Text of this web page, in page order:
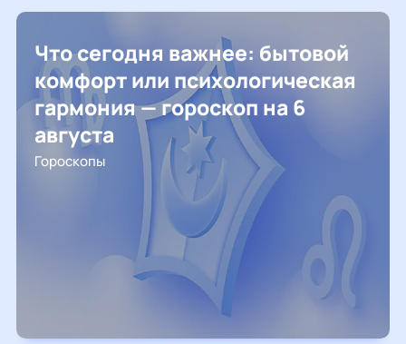
Что сегодня важнее: бытовой
комфорт или психологическая
гармония — гороскоп на 6
августа
Гороскопы